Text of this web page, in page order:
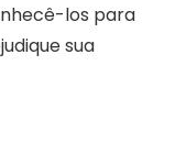
los para
sua